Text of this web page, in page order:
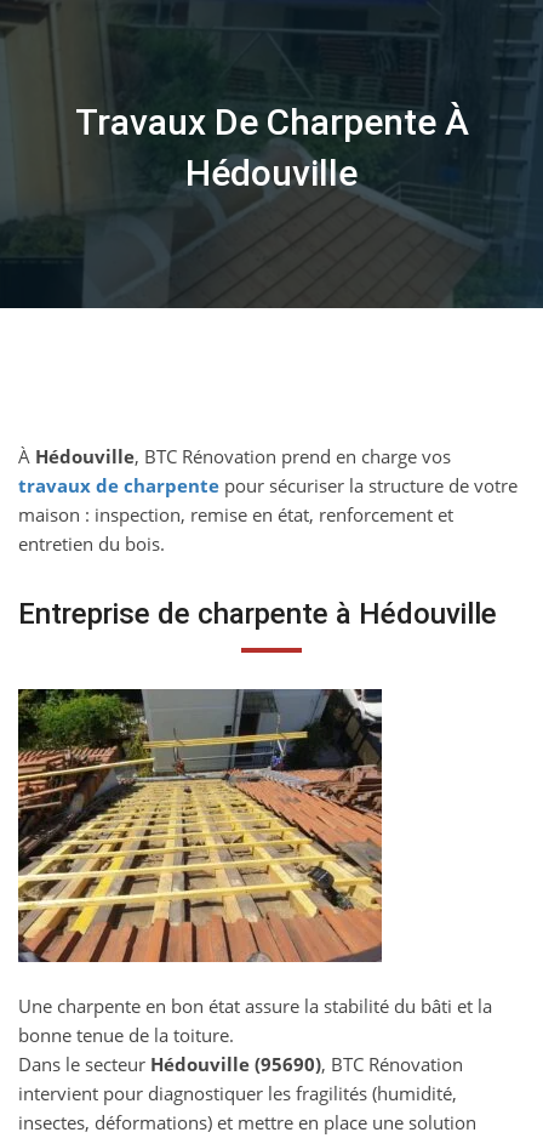
to
Travaux De Charpente À
Hédouville
À Hédouville, BTC Rénovation prend en charge vos
travaux de charpente pour sécuriser la structure de votre
maison : inspection, remise en état, renforcement et
entretien du bois.
Entreprise de charpente à Hédouville
Une charpente en bon état assure la stabilité du bâti et la
bonne tenue de la toiture.
Dans le secteur Hédouville (95690), BTC Rénovation
intervient pour diagnostiquer les fragilités (humidité,
insectes, déformations) et mettre en place une solution